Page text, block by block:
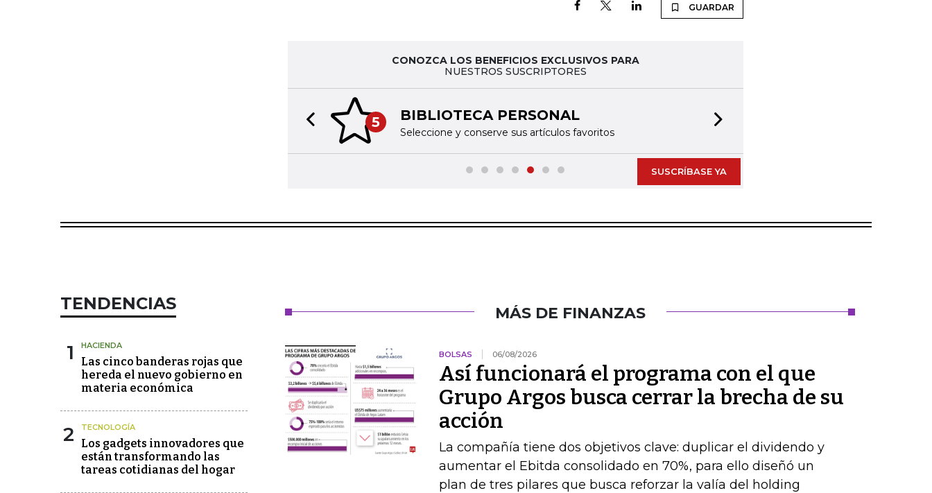
GUARDAR
CONOZCA LOS BENEFICIOS EXCLUSIVOS PARA
NUESTROS SUSCRIPTORES
5 BIBLIOTECA PERSONAL
Seleccione y conserve sus artículos favoritos
Previous slide
SUSCRÍBASE YA
TENDENCIAS
1 HACIENDA
Las cinco banderas rojas que
hereda el nuevo gobierno en
materia económica
2 TECNOLOGÍA
Los gadgets innovadores que
están transformando las
tareas cotidianas del hogar
MÁS DE FINANZAS
BOLSAS 06/08/2026
Así funcionará el programa con el que
Grupo Argos busca cerrar la brecha de su
acción
La compañía tiene dos objetivos clave: duplicar el dividendo y
aumentar el Ebitda consolidado en 70%, para ello diseñó un
plan de tres pilares que busca reforzar la valía del holding